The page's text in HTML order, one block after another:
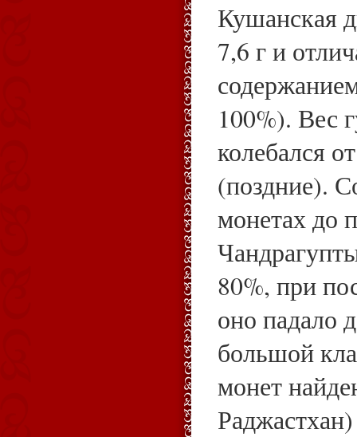
Кушанская
7,6 г и
100%). Вес
колебался
(поздние).
монетах до
80%, при
оно падало
большой
монет